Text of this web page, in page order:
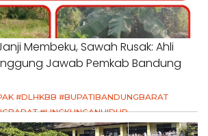
Membeku, Sawah Rusak: Ahli
Jawab Pemkab Bandung
#DLHKBB #BUPATIBANDUNGBARAT
#LINGKUNGANHIDUP